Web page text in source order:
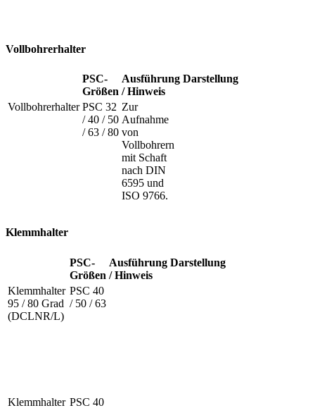
Vollbohrerhalter
PSC-
Größen
Ausführung
/ Hinweis
Darstellung
Vollbohrerhalter PSC 32
/ 40 / 50
/ 63 / 80
Zur
Aufnahme
von
Vollbohrern
mit Schaft
nach DIN
6595 und
ISO 9766.
Klemmhalter
PSC-
Größen
Ausführung
/ Hinweis
Darstellung
Klemmhalter
95 / 80 Grad
(DCLNR/L)
PSC 40
/ 50 / 63
Klemmhalter PSC 40